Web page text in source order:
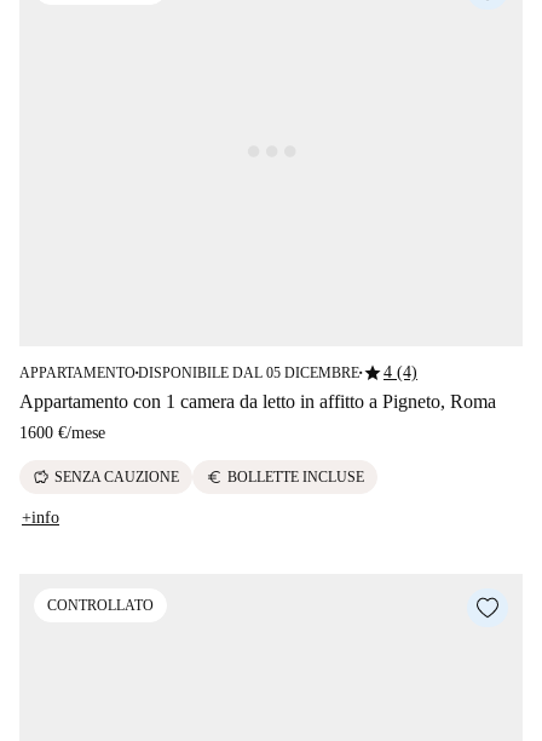
APPARTAMENTO■DISPONIBILE DAL 05 DICEMBRE■star4 (4)
Appartamento con 1 camera da letto in affitto a Pigneto, Roma
1600 €/mese
savings SENZA CAUZIONE euro BOLLETTE INCLUSE
+info
CONTROLLATO